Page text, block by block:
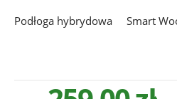
Podłoga hybrydowa Smart